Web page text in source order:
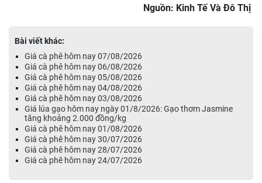
Nguồn: Kinh Tế Và Đô Thị
Bài viết khác:
Giá cà phê hôm nay 07/08/2026
Giá cà phê hôm nay 06/08/2026
Giá cà phê hôm nay 05/08/2026
Giá cà phê hôm nay 04/08/2026
Giá cà phê hôm nay 03/08/2026
Giá lúa gạo hôm nay ngày 01/8/2026: Gạo thơm Jasmine
tăng khoảng 2.000 đồng/kg
Giá cà phê hôm nay 01/08/2026
Giá cà phê hôm nay 30/07/2026
Giá cà phê hôm nay 28/07/2026
Giá cà phê hôm nay 24/07/2026